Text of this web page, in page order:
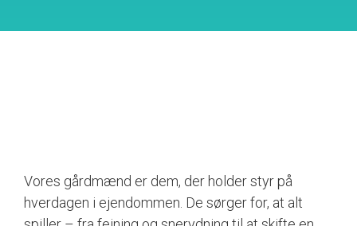
Vores gårdmænd er dem, der holder styr på
hverdagen i ejendommen. De sørger for, at alt